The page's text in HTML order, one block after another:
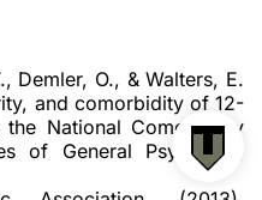
Demler, O., & Walters, E.
and comorbidity of 12-
National Comorbidity
of General Psychiatry,